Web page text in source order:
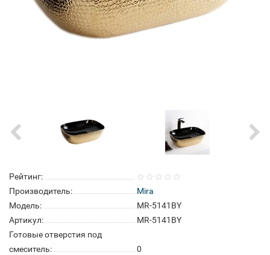
Рейтинг:
Производитель:
Mira
Модель:
MR-5141BY
Артикул:
MR-5141BY
Готовые отверстия под
смеситель:
0